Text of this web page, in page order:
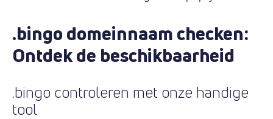
.bingo domeinnaam checken:
Ontdek de beschikbaarheid
.bingo controleren met onze handige
tool